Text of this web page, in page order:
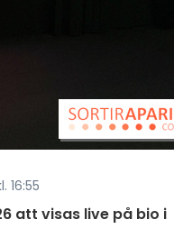
16:55
att visas live på bio i